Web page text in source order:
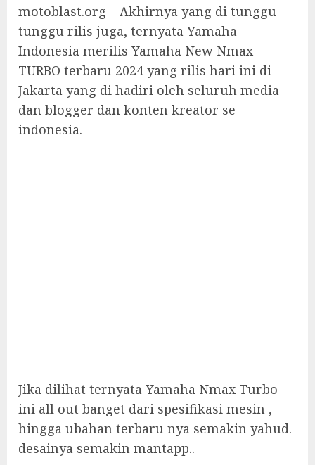
motoblast.org – Akhirnya yang di tunggu
tunggu rilis juga, ternyata Yamaha
Indonesia merilis Yamaha New Nmax
TURBO terbaru 2024 yang rilis hari ini di
Jakarta yang di hadiri oleh seluruh media
dan blogger dan konten kreator se
indonesia.
Jika dilihat ternyata Yamaha Nmax Turbo
ini all out banget dari spesifikasi mesin ,
hingga ubahan terbaru nya semakin yahud.
desainya semakin mantapp..